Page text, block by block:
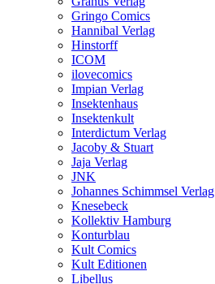
Gringo Comics
Hannibal Verlag
Hinstorff
ICOM
ilovecomics
Impian Verlag
Insektenhaus
Insektenkult
Interdictum Verlag
Jacoby & Stuart
Jaja Verlag
JNK
Johannes Schimmsel Verlag
Knesebeck
Kollektiv Hamburg
Konturblau
Kult Comics
Kult Editionen
Libellus